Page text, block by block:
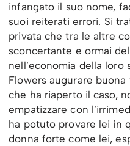
infangato il suo nome,
suoi reiterati errori. Si
privata che tra le altre
sconcertante e ormai
nell’economia della loro
Flowers augurare
che ha riaperto il caso,
empatizzare con
ha potuto provare lei in
donna forte come lei,